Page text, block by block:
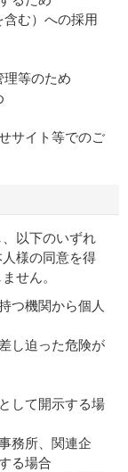
む）への採用
理等のため
サイト等でのご
以下のいずれ
様の同意を得
せん。
つ機関から個人
し迫った危険が
して開示する場
務所、関連企
る場合